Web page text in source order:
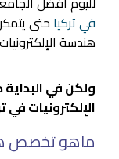
في تركيا حتى
هندسة
ولكن في
الإلكترونيات في
ماهو تخصص